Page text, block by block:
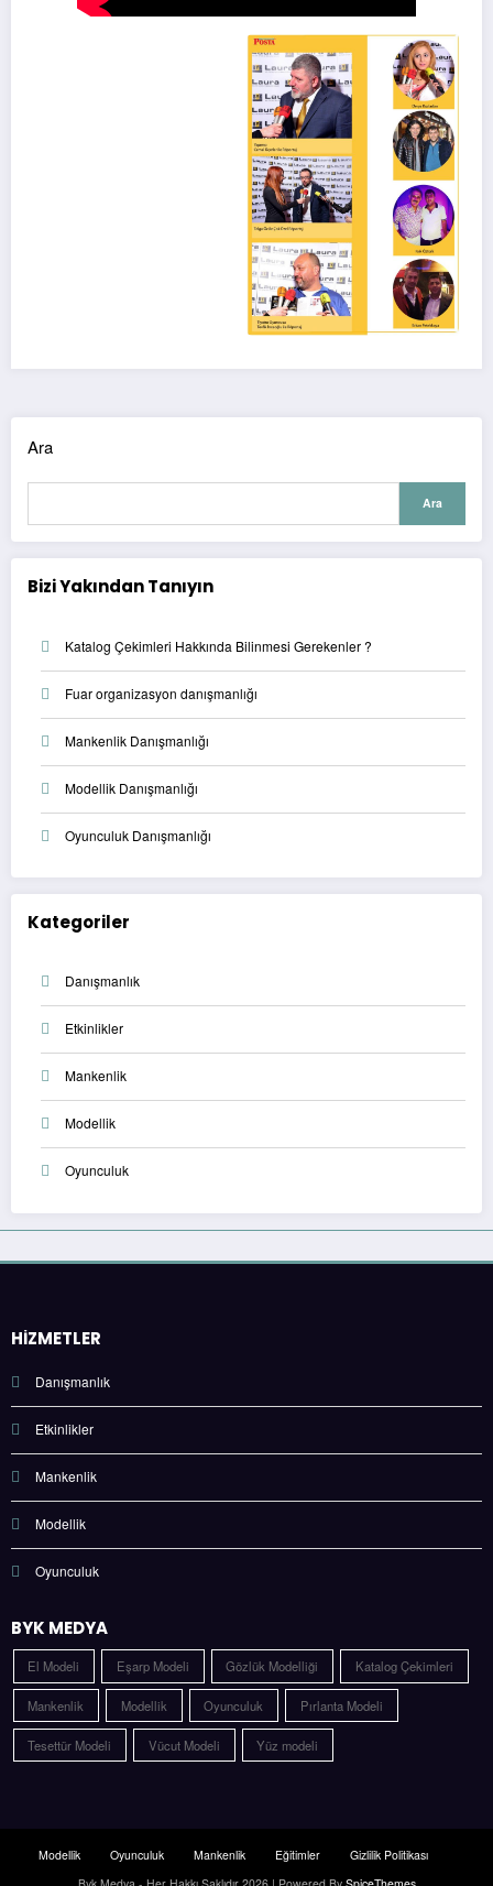
Ara
Ara
Bizi Yakından Tanıyın
Katalog Çekimleri Hakkında Bilinmesi Gerekenler ?
Fuar organizasyon danışmanlığı
Mankenlik Danışmanlığı
Modellik Danışmanlığı
Oyunculuk Danışmanlığı
Kategoriler
Danışmanlık
Etkinlikler
Mankenlik
Modellik
Oyunculuk
HİZMETLER
Danışmanlık
Etkinlikler
Mankenlik
Modellik
Oyunculuk
BYK MEDYA
El Modeli Eşarp Modeli Gözlük Modelliği Katalog Çekimleri
Mankenlik Modellik Oyunculuk Pırlanta Modeli
Tesettür Modeli Vücut Modeli Yüz modeli
Modellik Oyunculuk Mankenlik Eğitimler
Gizlilik Politikası